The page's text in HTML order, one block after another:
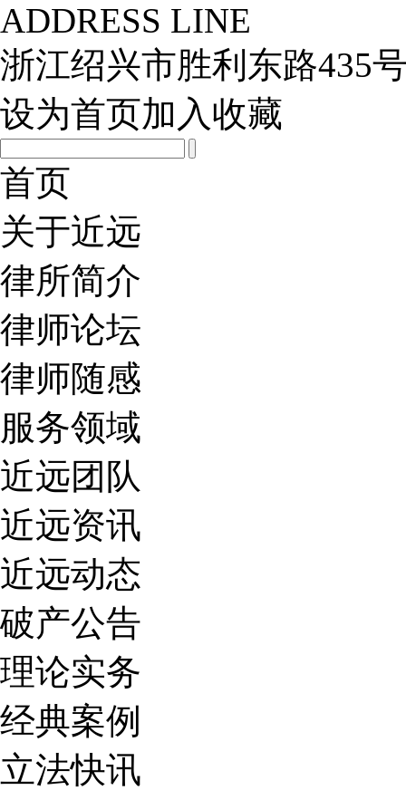
ADDRESS LINE
浙江绍兴市胜利东路435
设为首页加入收藏
首页
关于近远
律所简介
律师论坛
律师随感
服务领域
近远团队
近远资讯
近远动态
破产公告
理论实务
经典案例
立法快讯